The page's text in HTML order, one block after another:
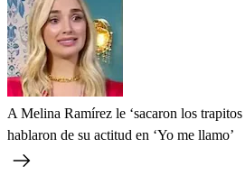
A Melina Ramírez le ‘sacaron los
hablaron de su actitud en ‘Yo me llamo’